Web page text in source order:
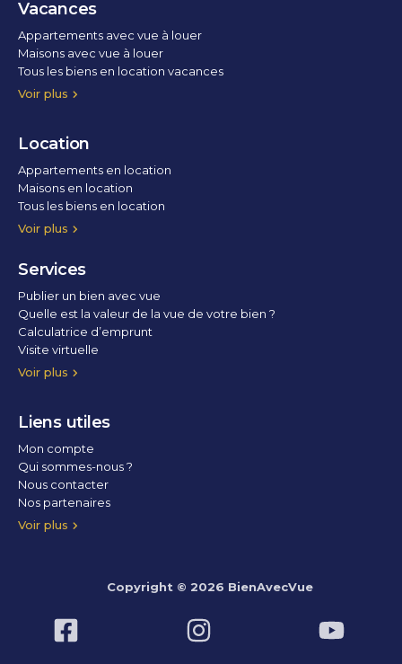
Vacances
Voir plus
Appartements avec vue à louer
Maisons avec vue à louer
Tous les biens en location vacances
Location
Voir plus
Appartements en location
Maisons en location
Tous les biens en location
Services
Voir plus
Publier un bien avec vue
Quelle est la valeur de la vue de votre bien ?
Calculatrice d’emprunt
Visite virtuelle
Home staging
Liens utiles
Voir plus
Mon compte
Qui sommes-nous ?
Nous contacter
Nos partenaires
Conditions Générales d’Utilisation
Politique de confidentialité
Politique des cookies
Copyright © 2026 BienAvecVue